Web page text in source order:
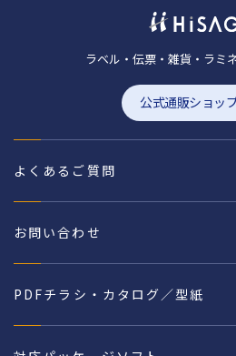
ラベル・伝票・雑貨・ラミ
公式通販ショッ
よくあるご質問
お問い合わせ
PDFチラシ・カタログ／型紙